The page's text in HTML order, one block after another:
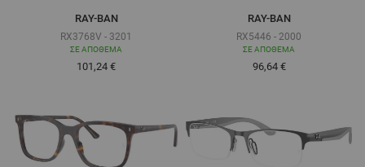
RAY-BAN
RX3768V - 3201
ΣΕ ΑΠΌΘΕΜΑ
Τόσο χαμηλά όσο
101,24 €
RAY-BAN
RX5446 - 2000
ΣΕ ΑΠΌΘΕΜΑ
Τόσο χαμηλά όσο
96,64 €